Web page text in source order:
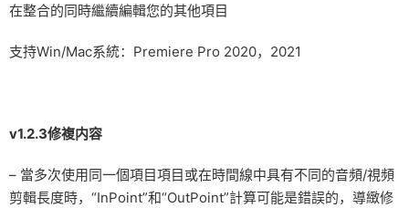
在整合的同時繼續編輯您的其他項目
支持Win/Mac系統：Premiere Pro 2020，2021
v1.2.3修複内容
– 當多次使用同一個項目項目或在時間線中具有不同的音頻/視頻
剪輯長度時，“InPoint”和“OutPoint”計算可能是錯誤的，導緻修